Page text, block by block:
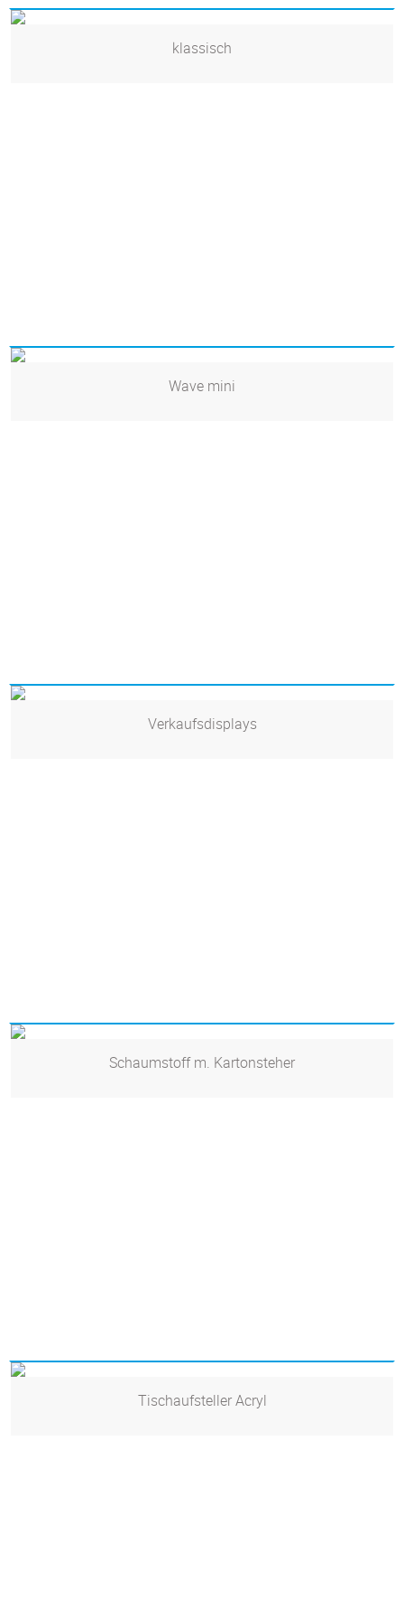
klassisch
Wave mini
Verkaufsdisplays
Schaumstoff m. Kartonsteher
Tischaufsteller Acryl